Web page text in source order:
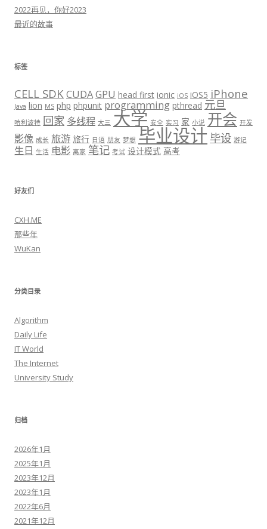
2022再见，你好2023
最近的故事
标签
CELL SDKCUDAGPU head first ionic iOS iOS5 iPhone
Java lion MS php phpunit programming pthread 元旦
哈利波特 回家 多线程 大三 大学 安全 实习 家 小说 开会 开发
影像 成长 旅游 旅行 日语 朋友 梦想 毕业设计 毕设 游记
生日 生活 电影 离家 笔记 考试 设计模式 高考
好友们
CXH.ME
那些年
WuKan
分类目录
Algorithm
Daily Life
IT World
The Internet
University Study
归档
2026年1月
2025年1月
2023年12月
2023年1月
2022年6月
2021年12月